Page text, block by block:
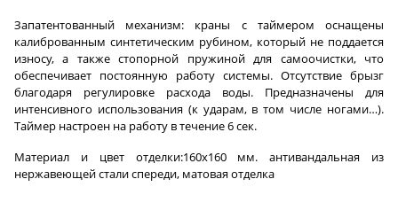
Запатентованный механизм: краны с таймером оснащены
калиброванным синтетическим рубином, который не поддается
износу, а также стопорной пружиной для самоочистки, что
обеспечивает постоянную работу системы. Отсутствие брызг
благодаря регулировке расхода воды. Предназначены для
интенсивного использования (к ударам, в том числе ногами…).
Таймер настроен на работу в течение 6 сек.
Материал и цвет отделки:160x160 мм. антивандальная из
нержавеющей стали спереди, матовая отделка